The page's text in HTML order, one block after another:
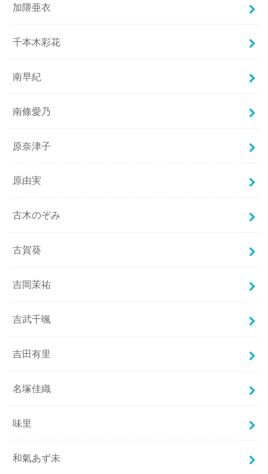
加隈亜衣
千本木彩花
南早紀
南條愛乃
原奈津子
原由実
古木のぞみ
古賀葵
吉岡茉祐
吉武千颯
吉田有里
名塚佳織
味里
和氣あず未